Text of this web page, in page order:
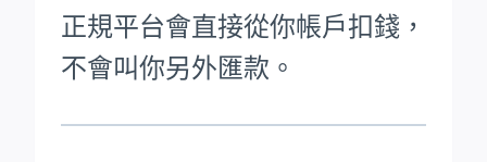
正規平台會直接從你帳戶扣錢，
不會叫你另外匯款。